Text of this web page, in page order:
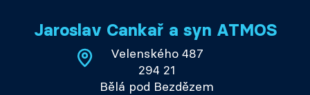
Jaroslav Cankař a syn ATMOS
Velenského 487
294 21
Bělá pod Bezdězem